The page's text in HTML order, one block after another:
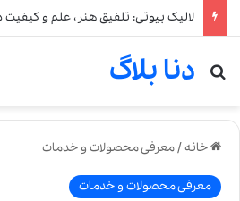
لالیک بیوتی: تلفیق هنر، علم و
دنا بلاگ
جستجو برای
خانه/معرفی محصولات و خدمات
معرفی محصولات و خدمات